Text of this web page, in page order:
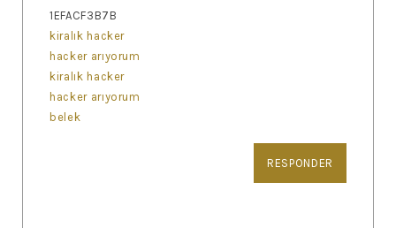
1EFACF3B7B
kiralık hacker
hacker arıyorum
kiralık hacker
hacker arıyorum
belek
RESPONDER